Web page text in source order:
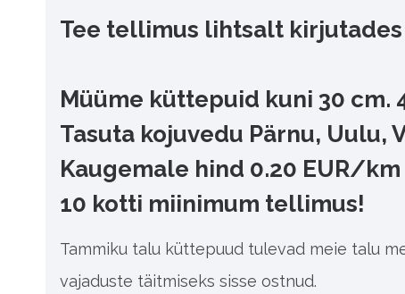
Tee tellimus lihtsalt
Müüme küttepuid kuni 30 cm.
Tasuta kojuvedu Pärnu, Uulu,
Kaugemale hind 0.20 EUR/km
10 kotti miinimum tellimus!
Tammiku talu küttepuud tulevad meie talu
vajaduste täitmiseks sisse ostnud.